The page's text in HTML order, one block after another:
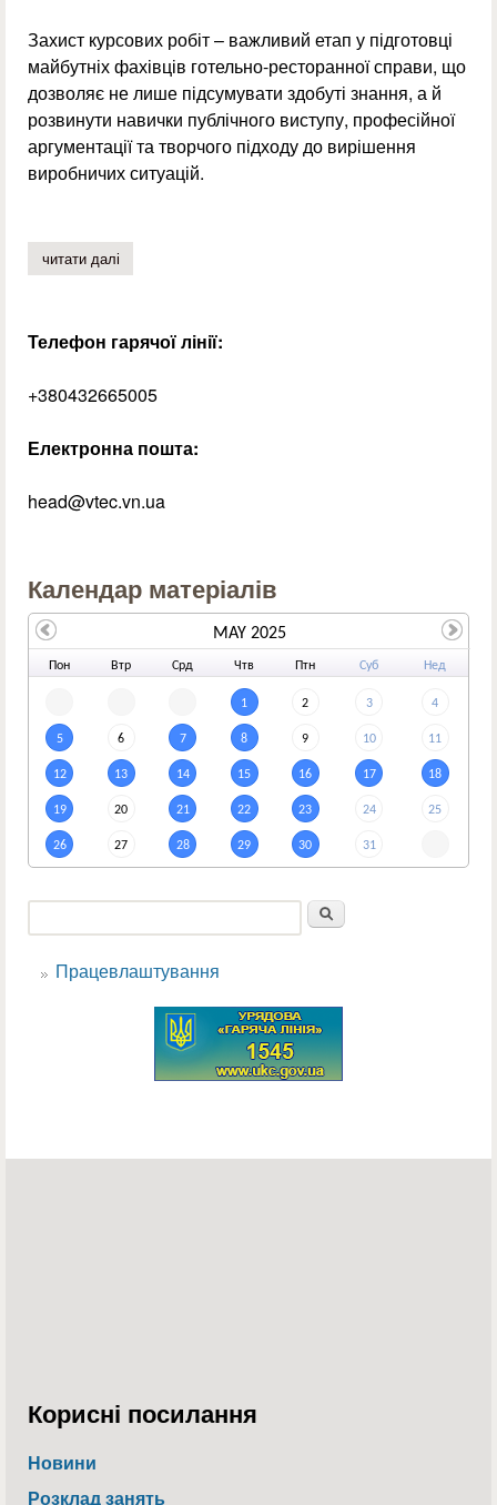
Захист курсових робіт – важливий етап у підготовці
майбутніх фахівців готельно-ресторанної справи, що
дозволяє не лише підсумувати здобуті знання, а й
розвинути навички публічного виступу, професійної
аргументації та творчого підходу до вирішення
виробничих ситуацій.
читати далі
Телефон гарячої лінії:
+380432665005
Електронна пошта:
head@vtec.vn.ua
Календар матеріалів
Пон Втр Срд Чтв Птн Суб Нед
1 2 3 4
5 6 7 8 9 10 11
12 13 14 15 16 17 18
19 20 21 22 23 24 25
26 27 28 29 30 31
MAY 2025
Пошукова форма
Працевлаштування
Корисні посилання
Новини
Розклад занять